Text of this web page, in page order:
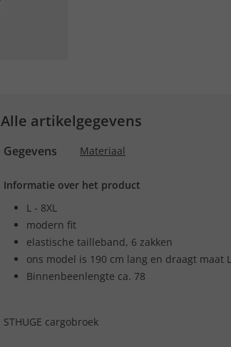
Alle artikelgegevens
Gegevens Materiaal
Informatie over het product
L - 8XL
modern fit
elastische tailleband, 6 zakken
ons model is 190 cm lang en draagt maat L
Binnenbeenlengte ca. 78
STHUGE cargobroek